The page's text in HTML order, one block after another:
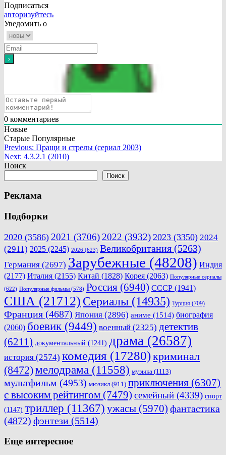
Подписаться
авторизуйтесь
Уведомить о
0 комментариев
Новые
Старые Популярные
Навигация
по
Previous: Пращи и стрелы (сериал 2003)
Next: 4.3.2.1 (2010)
Поиск
Поиск
Реклама
Подборки
2020 (3586) 2021 (3706) 2022 (3932) 2023 (3350) 2024
(2911) 2025 (2245) 2026 (623) Великобритания (5263)
Германия (2697) Зарубежные (48208) Индия
(2177) Италия (2155) Китай (1828) Корея (2063) Популярные сериалы
(622) Популярные фильмы (578) Россия (6940) СССР (1941)
США (21712) Сериалы (14935) Турция (709)
Франция (4687) Япония (2896) аниме (1514) биография
(2060) боевик (9449) военный (2325) детектив
(6211) документальный (1241) драма (26587)
история (2574) комедия (17280)криминал
(8472)мелодрама (11558) музыка (1113)
мультфильм (4953) мюзикл (911) приключения (6307)
с высоким рейтингом (7479) семейный (4339) спорт
(1147) триллер (11367) ужасы (5970) фантастика
(4872) фэнтези (5514)
Еще интересное